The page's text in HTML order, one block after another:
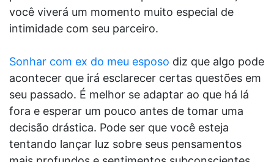
você viverá um momento muito especial de
intimidade com seu parceiro.
Sonhar com ex do meu esposo diz que algo pode
acontecer que irá esclarecer certas questões em
seu passado. É melhor se adaptar ao que há lá
fora e esperar um pouco antes de tomar uma
decisão drástica. Pode ser que você esteja
tentando lançar luz sobre seus pensamentos